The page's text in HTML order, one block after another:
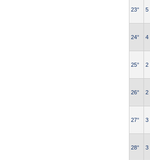
23° 5
24° 4
25° 2
26° 2
27° 3
28° 3